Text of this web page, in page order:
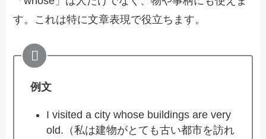
す。これは特に文章表現で役立ちます。
例文
I visited a city whose buildings are very
old.（私は建物がとても古い都市を訪れ